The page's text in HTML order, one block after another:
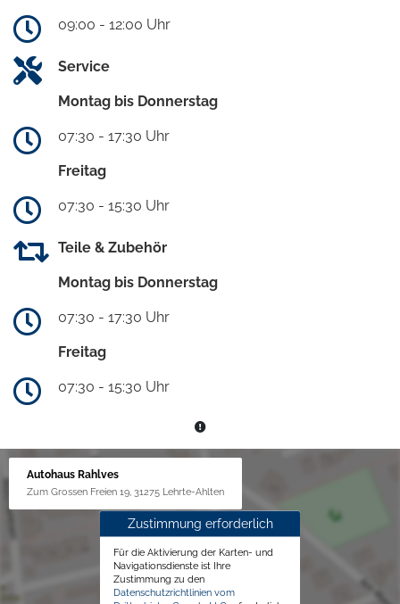
09:00 - 12:00 Uhr
Service
Montag bis Donnerstag
07:30 - 17:30 Uhr
Freitag
07:30 - 15:30 Uhr
Teile & Zubehör
Montag bis Donnerstag
07:30 - 17:30 Uhr
Freitag
07:30 - 15:30 Uhr
Autohaus Rahlves
Zum Grossen Freien 19, 31275 Lehrte-Ahlten
Zustimmung erforderlich
Für die Aktivierung der Karten- und
Navigationsdienste ist Ihre
Zustimmung zu den
Datenschutzrichtlinien vom